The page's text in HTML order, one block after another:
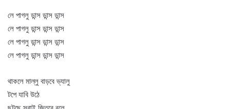
লে পাগলু ডান্স ডান্স ডান্স
লে পাগলু ডান্স ডান্স ডান্স
লে পাগলু ডান্স ডান্স ডান্স
লে পাগলু ডান্স ডান্স ডান্স
থাকলে মাল্লু বাড়বে ভ্যালু
টপে যাবি উঠে